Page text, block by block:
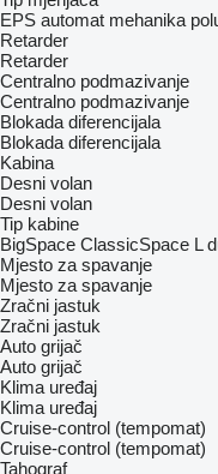
EPS automat mehanika
Retarder
Retarder
Centralno podmazivanje
Centralno podmazivanje
Blokada diferencijala
Blokada diferencijala
Kabina
Desni volan
Desni volan
Tip kabine
BigSpace ClassicSpace L
Mjesto za spavanje
Mjesto za spavanje
Zračni jastuk
Zračni jastuk
Auto grijač
Auto grijač
Klima uređaj
Klima uređaj
Cruise-control (tempomat)
Cruise-control (tempomat)
Tahograf